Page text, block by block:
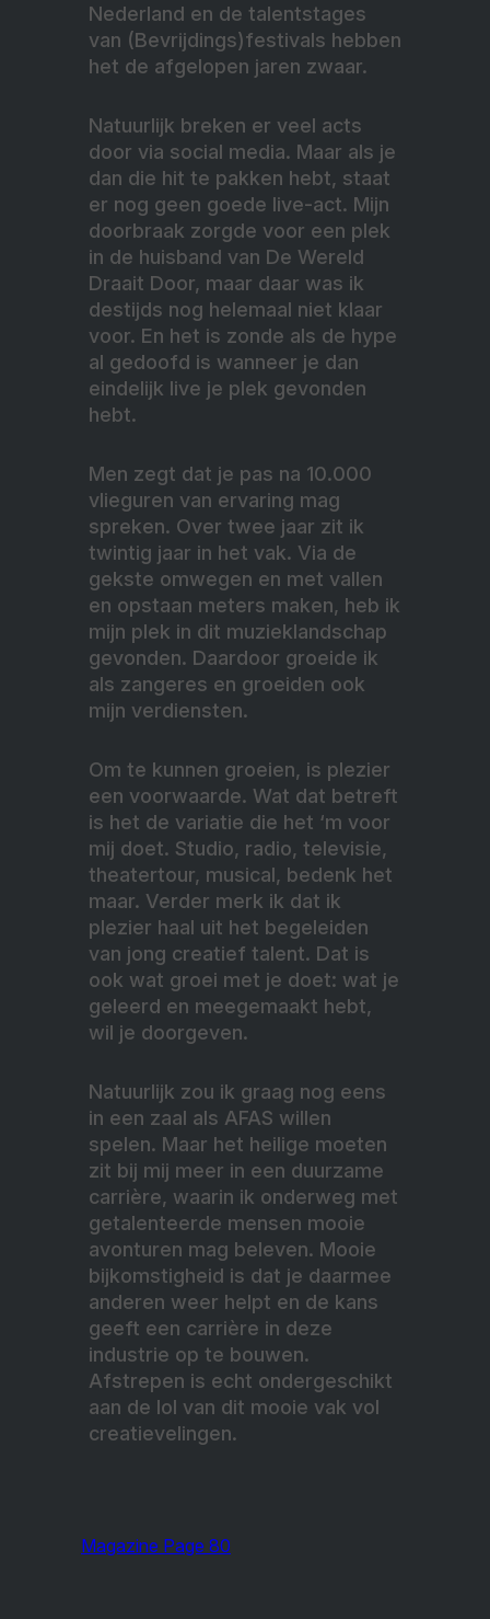
Nederland en de talentstages
van (Bevrijdings)festivals hebben
het de afgelopen jaren zwaar.
Natuurlijk breken er veel acts
door via social media. Maar als je
dan die hit te pakken hebt, staat
er nog geen goede live-act. Mijn
doorbraak zorgde voor een plek
in de huisband van De Wereld
Draait Door, maar daar was ik
destijds nog helemaal niet klaar
voor. En het is zonde als de hype
al gedoofd is wanneer je dan
eindelijk live je plek gevonden
hebt.
Men zegt dat je pas na 10.000
vlieguren van ervaring mag
spreken. Over twee jaar zit ik
twintig jaar in het vak. Via de
gekste omwegen en met vallen
en opstaan meters maken, heb ik
mijn plek in dit muzieklandschap
gevonden. Daardoor groeide ik
als zangeres en groeiden ook
mijn verdiensten.
Om te kunnen groeien, is plezier
een voorwaarde. Wat dat betreft
is het de variatie die het ‘m voor
mij doet. Studio, radio, televisie,
theatertour, musical, bedenk het
maar. Verder merk ik dat ik
plezier haal uit het begeleiden
van jong creatief talent. Dat is
ook wat groei met je doet: wat je
geleerd en meegemaakt hebt,
wil je doorgeven.
Natuurlijk zou ik graag nog eens
in een zaal als AFAS willen
spelen. Maar het heilige moeten
zit bij mij meer in een duurzame
carrière, waarin ik onderweg met
getalenteerde mensen mooie
avonturen mag beleven. Mooie
bijkomstigheid is dat je daarmee
anderen weer helpt en de kans
geeft een carrière in deze
industrie op te bouwen.
Afstrepen is echt ondergeschikt
aan de lol van dit mooie vak vol
creatievelingen.
Magazine Page 80